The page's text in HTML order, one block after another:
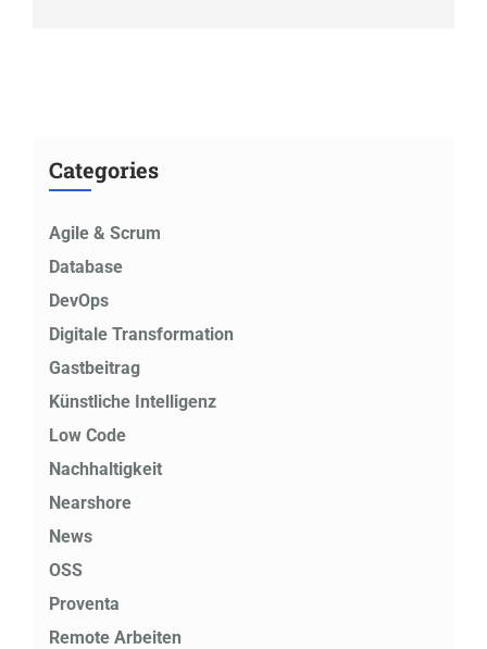
Categories
Agile & Scrum
Database
DevOps
Digitale Transformation
Gastbeitrag
Künstliche Intelligenz
Low Code
Nachhaltigkeit
Nearshore
News
OSS
Proventa
Remote Arbeiten